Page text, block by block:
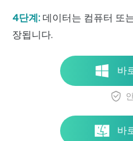
4단계:데이터는 컴퓨터 또
장됩니다.
바
바